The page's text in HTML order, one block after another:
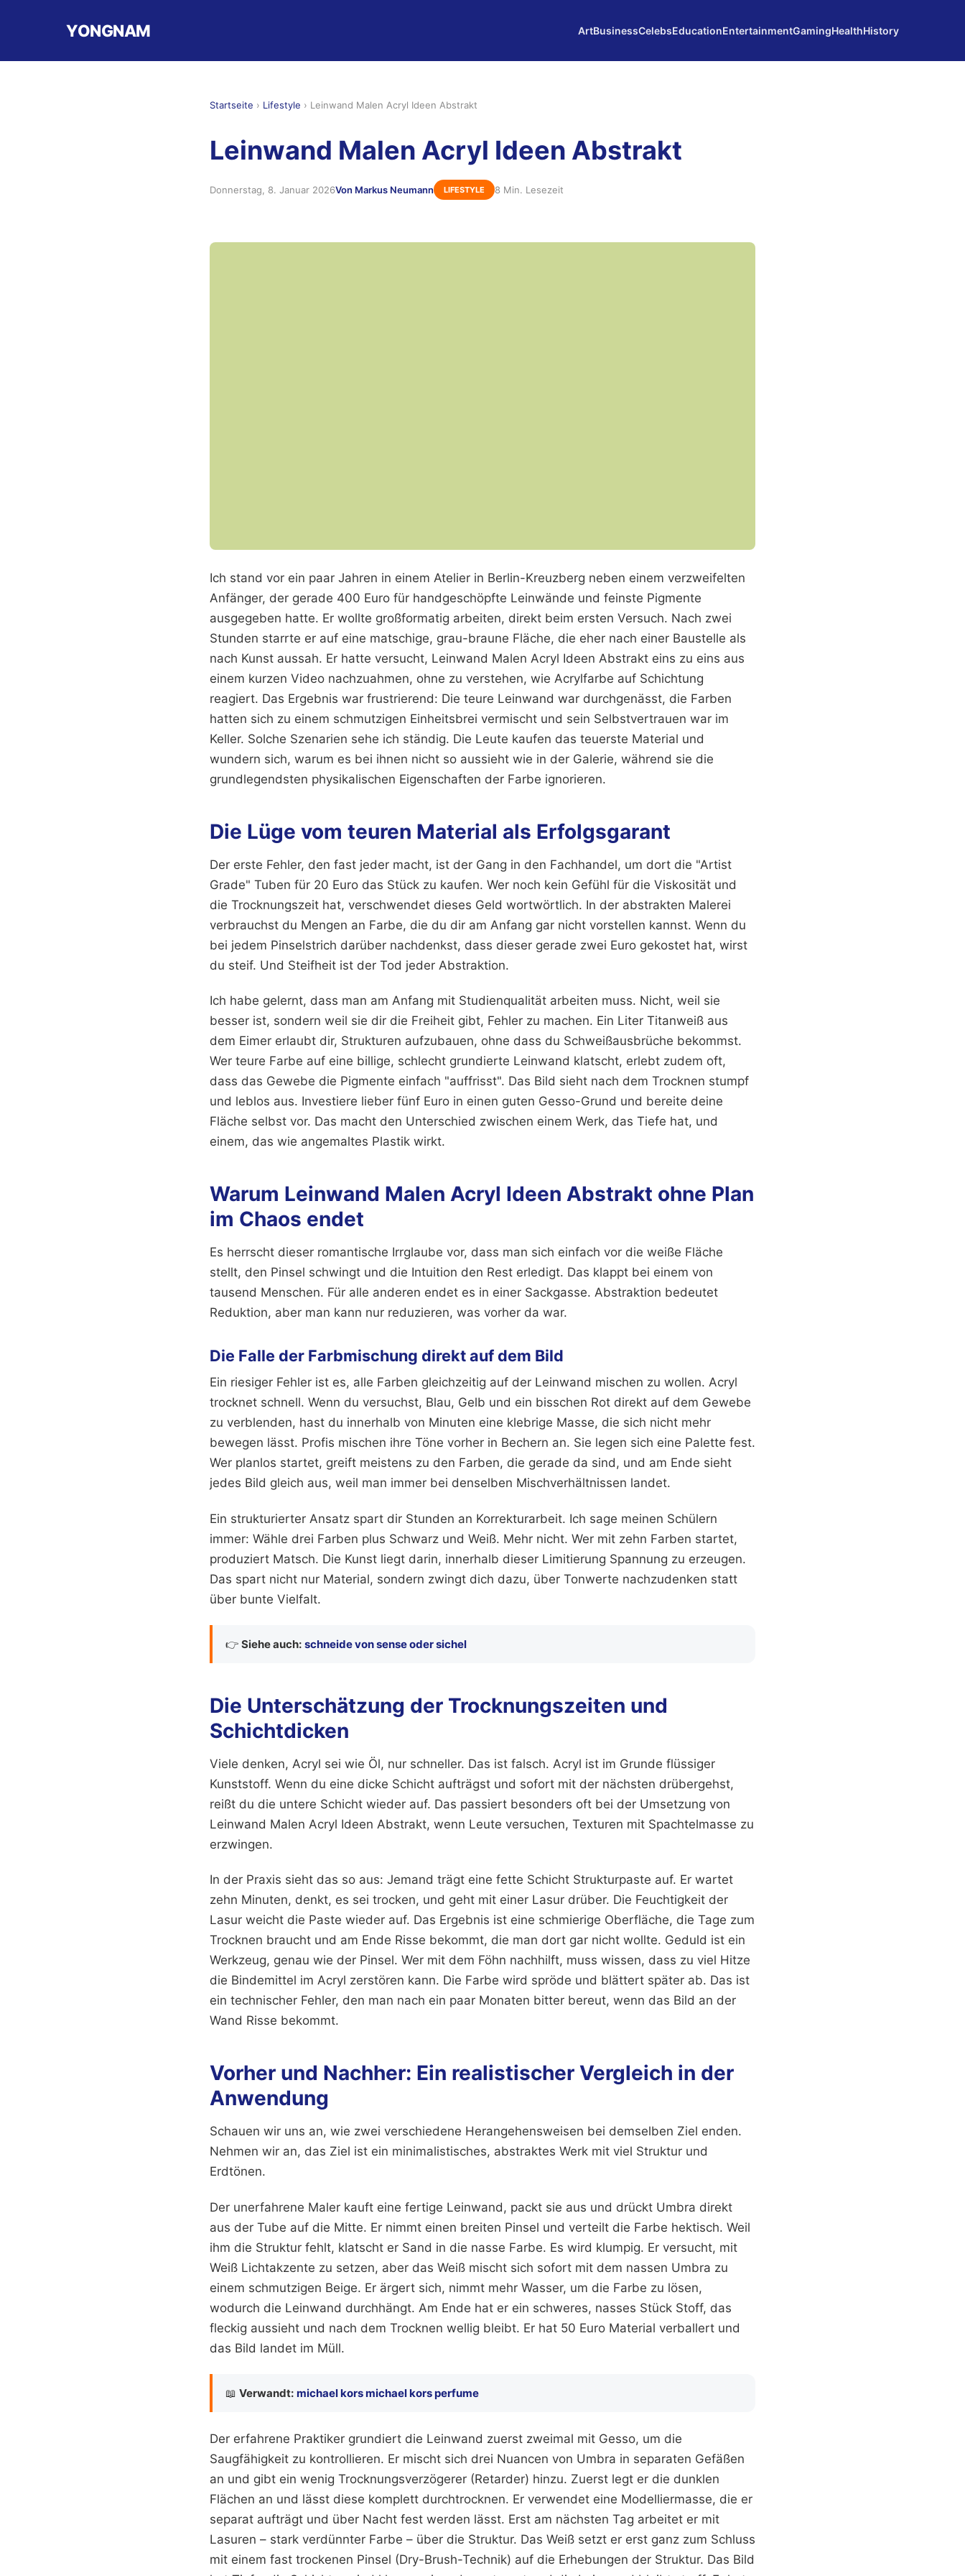
YONGNAM ArtBusinessCelebsEducationEntertainmentGamingHealthHistory
Startseite › Lifestyle › Leinwand Malen Acryl Ideen Abstrakt
Leinwand Malen Acryl Ideen Abstrakt
Donnerstag, 8. Januar 2026Von Markus Neumann LIFESTYLE 8 Min. Lesezeit
Ich stand vor ein paar Jahren in einem Atelier in Berlin-Kreuzberg neben einem verzweifelten
Anfänger, der gerade 400 Euro für handgeschöpfte Leinwände und feinste Pigmente
ausgegeben hatte. Er wollte großformatig arbeiten, direkt beim ersten Versuch. Nach zwei
Stunden starrte er auf eine matschige, grau-braune Fläche, die eher nach einer Baustelle als
nach Kunst aussah. Er hatte versucht, Leinwand Malen Acryl Ideen Abstrakt eins zu eins aus
einem kurzen Video nachzuahmen, ohne zu verstehen, wie Acrylfarbe auf Schichtung
reagiert. Das Ergebnis war frustrierend: Die teure Leinwand war durchgenässt, die Farben
hatten sich zu einem schmutzigen Einheitsbrei vermischt und sein Selbstvertrauen war im
Keller. Solche Szenarien sehe ich ständig. Die Leute kaufen das teuerste Material und
wundern sich, warum es bei ihnen nicht so aussieht wie in der Galerie, während sie die
grundlegendsten physikalischen Eigenschaften der Farbe ignorieren.
Die Lüge vom teuren Material als Erfolgsgarant
Der erste Fehler, den fast jeder macht, ist der Gang in den Fachhandel, um dort die "Artist
Grade" Tuben für 20 Euro das Stück zu kaufen. Wer noch kein Gefühl für die Viskosität und
die Trocknungszeit hat, verschwendet dieses Geld wortwörtlich. In der abstrakten Malerei
verbrauchst du Mengen an Farbe, die du dir am Anfang gar nicht vorstellen kannst. Wenn du
bei jedem Pinselstrich darüber nachdenkst, dass dieser gerade zwei Euro gekostet hat, wirst
du steif. Und Steifheit ist der Tod jeder Abstraktion.
Ich habe gelernt, dass man am Anfang mit Studienqualität arbeiten muss. Nicht, weil sie
besser ist, sondern weil sie dir die Freiheit gibt, Fehler zu machen. Ein Liter Titanweiß aus
dem Eimer erlaubt dir, Strukturen aufzubauen, ohne dass du Schweißausbrüche bekommst.
Wer teure Farbe auf eine billige, schlecht grundierte Leinwand klatscht, erlebt zudem oft,
dass das Gewebe die Pigmente einfach "auffrisst". Das Bild sieht nach dem Trocknen stumpf
und leblos aus. Investiere lieber fünf Euro in einen guten Gesso-Grund und bereite deine
Fläche selbst vor. Das macht den Unterschied zwischen einem Werk, das Tiefe hat, und
einem, das wie angemaltes Plastik wirkt.
Warum Leinwand Malen Acryl Ideen Abstrakt ohne Plan
im Chaos endet
Es herrscht dieser romantische Irrglaube vor, dass man sich einfach vor die weiße Fläche
stellt, den Pinsel schwingt und die Intuition den Rest erledigt. Das klappt bei einem von
tausend Menschen. Für alle anderen endet es in einer Sackgasse. Abstraktion bedeutet
Reduktion, aber man kann nur reduzieren, was vorher da war.
Die Falle der Farbmischung direkt auf dem Bild
Ein riesiger Fehler ist es, alle Farben gleichzeitig auf der Leinwand mischen zu wollen. Acryl
trocknet schnell. Wenn du versuchst, Blau, Gelb und ein bisschen Rot direkt auf dem Gewebe
zu verblenden, hast du innerhalb von Minuten eine klebrige Masse, die sich nicht mehr
bewegen lässt. Profis mischen ihre Töne vorher in Bechern an. Sie legen sich eine Palette fest.
Wer planlos startet, greift meistens zu den Farben, die gerade da sind, und am Ende sieht
jedes Bild gleich aus, weil man immer bei denselben Mischverhältnissen landet.
Ein strukturierter Ansatz spart dir Stunden an Korrekturarbeit. Ich sage meinen Schülern
immer: Wähle drei Farben plus Schwarz und Weiß. Mehr nicht. Wer mit zehn Farben startet,
produziert Matsch. Die Kunst liegt darin, innerhalb dieser Limitierung Spannung zu erzeugen.
Das spart nicht nur Material, sondern zwingt dich dazu, über Tonwerte nachzudenken statt
über bunte Vielfalt.
👉 Siehe auch: schneide von sense oder sichel
Die Unterschätzung der Trocknungszeiten und
Schichtdicken
Viele denken, Acryl sei wie Öl, nur schneller. Das ist falsch. Acryl ist im Grunde flüssiger
Kunststoff. Wenn du eine dicke Schicht aufträgst und sofort mit der nächsten drübergehst,
reißt du die untere Schicht wieder auf. Das passiert besonders oft bei der Umsetzung von
Leinwand Malen Acryl Ideen Abstrakt, wenn Leute versuchen, Texturen mit Spachtelmasse zu
erzwingen.
In der Praxis sieht das so aus: Jemand trägt eine fette Schicht Strukturpaste auf. Er wartet
zehn Minuten, denkt, es sei trocken, und geht mit einer Lasur drüber. Die Feuchtigkeit der
Lasur weicht die Paste wieder auf. Das Ergebnis ist eine schmierige Oberfläche, die Tage zum
Trocknen braucht und am Ende Risse bekommt, die man dort gar nicht wollte. Geduld ist ein
Werkzeug, genau wie der Pinsel. Wer mit dem Föhn nachhilft, muss wissen, dass zu viel Hitze
die Bindemittel im Acryl zerstören kann. Die Farbe wird spröde und blättert später ab. Das ist
ein technischer Fehler, den man nach ein paar Monaten bitter bereut, wenn das Bild an der
Wand Risse bekommt.
Vorher und Nachher: Ein realistischer Vergleich in der
Anwendung
Schauen wir uns an, wie zwei verschiedene Herangehensweisen bei demselben Ziel enden.
Nehmen wir an, das Ziel ist ein minimalistisches, abstraktes Werk mit viel Struktur und
Erdtönen.
Der unerfahrene Maler kauft eine fertige Leinwand, packt sie aus und drückt Umbra direkt
aus der Tube auf die Mitte. Er nimmt einen breiten Pinsel und verteilt die Farbe hektisch. Weil
ihm die Struktur fehlt, klatscht er Sand in die nasse Farbe. Es wird klumpig. Er versucht, mit
Weiß Lichtakzente zu setzen, aber das Weiß mischt sich sofort mit dem nassen Umbra zu
einem schmutzigen Beige. Er ärgert sich, nimmt mehr Wasser, um die Farbe zu lösen,
wodurch die Leinwand durchhängt. Am Ende hat er ein schweres, nasses Stück Stoff, das
fleckig aussieht und nach dem Trocknen wellig bleibt. Er hat 50 Euro Material verballert und
das Bild landet im Müll.
📖 Verwandt: michael kors michael kors perfume
Der erfahrene Praktiker grundiert die Leinwand zuerst zweimal mit Gesso, um die
Saugfähigkeit zu kontrollieren. Er mischt sich drei Nuancen von Umbra in separaten Gefäßen
an und gibt ein wenig Trocknungsverzögerer (Retarder) hinzu. Zuerst legt er die dunklen
Flächen an und lässt diese komplett durchtrocknen. Er verwendet eine Modelliermasse, die er
separat aufträgt und über Nacht fest werden lässt. Erst am nächsten Tag arbeitet er mit
Lasuren – stark verdünnter Farbe – über die Struktur. Das Weiß setzt er erst ganz zum Schluss
mit einem fast trockenen Pinsel (Dry-Brush-Technik) auf die Erhebungen der Struktur. Das Bild